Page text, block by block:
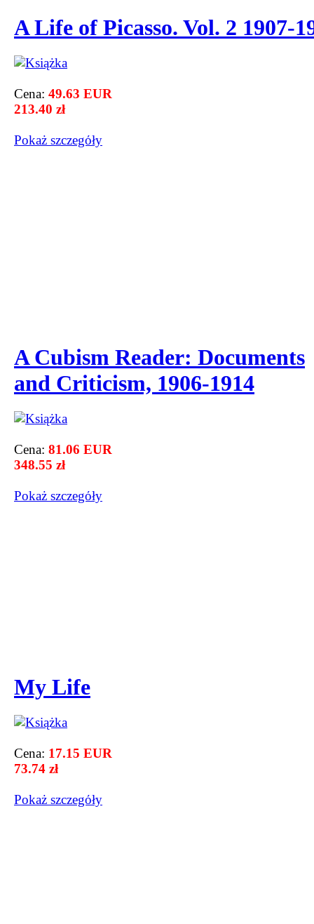
A Life of Picasso. Vol. 2 1907-
Cena: 49.63 EUR
213.40 zł
Pokaż szczegόły
A Cubism Reader: Documents
and Criticism, 1906-1914
Cena: 81.06 EUR
348.55 zł
Pokaż szczegόły
My Life
Cena: 17.15 EUR
73.74 zł
Pokaż szczegόły